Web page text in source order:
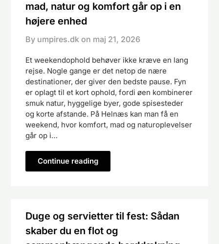
mad, natur og komfort går op i en
højere enhed
By umpires.dk on maj 21, 2026
Et weekendophold behøver ikke kræve en lang
rejse. Nogle gange er det netop de nære
destinationer, der giver den bedste pause. Fyn
er oplagt til et kort ophold, fordi øen kombinerer
smuk natur, hyggelige byer, gode spisesteder
og korte afstande. På Helnæs kan man få en
weekend, hvor komfort, mad og naturoplevelser
går op i…
Continue reading
Duge og servietter til fest: Sådan
skaber du en flot og